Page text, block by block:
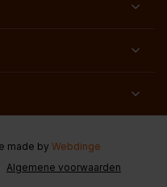
Algemene voorwaarden
made by Webdinge